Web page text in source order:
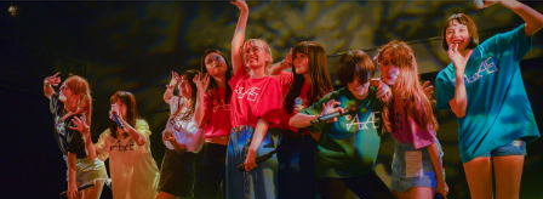
ねとらぼメニュー
TOP ニュース
エンタメ クイズ
グルメ 地域
教育・育児